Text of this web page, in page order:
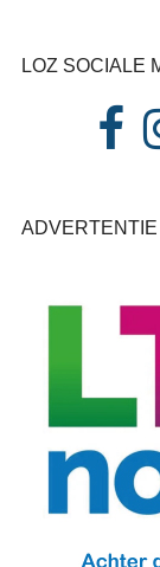
LOZ SOCIALE
ADVERTENTIE